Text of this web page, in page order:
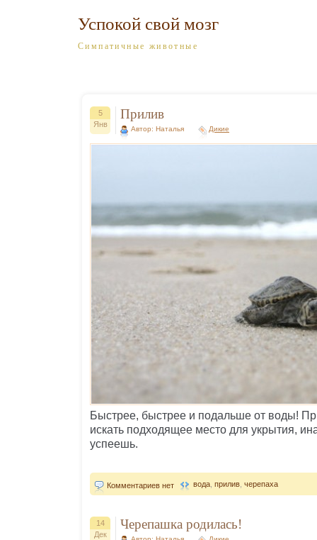
Успокой свой мозг
Симпатичные животные
5
Янв
Прилив
Автор: Наталья Дикие
Быстрее, быстрее и подальше от воды!
искать подходящее место для укрытия,
успеешь.
Комментариев нет вода прилив черепаха
14
Дек
Черепашка родилась!